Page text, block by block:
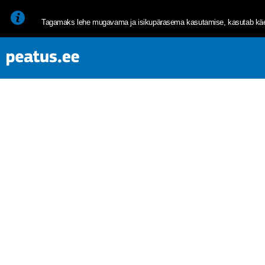
<p><span style="font-size: 10pt; line-height: 107%; font-family:
Tagamaks lehe mugavama ja isikupärasema kasutamise, kasutab